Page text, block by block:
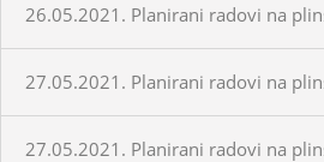
26.05.2021. Planirani radovi na
27.05.2021. Planirani radovi na
27.05.2021. Planirani radovi na